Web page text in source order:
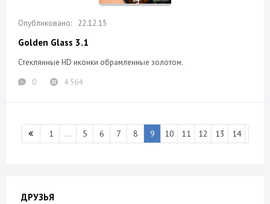
22.12.15
Golden Glass 3.1
Стеклянные HD иконки обрамленные золотом.
0
4 564
1 ... 5 6 7 8 9 10 11 12 13 14
ДРУЗЬЯ